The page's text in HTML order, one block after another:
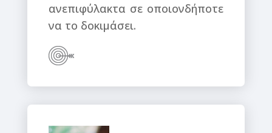
ανεπιφύλακτα σε οποιονδήποτε
να το δοκιμάσει.